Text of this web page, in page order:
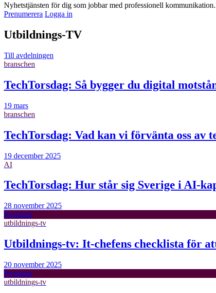
Nyhetstjänsten för dig som jobbar med professionell
Prenumerera Logga in
Utbildnings-TV
Till avdelningen
branschen
TechTorsdag: Så bygger du digital
19 mars
branschen
TechTorsdag: Vad kan vi förvänta oss av
19 december 2025
AI
TechTorsdag: Hur står sig Sverige i AI-
28 november 2025
Premium
utbildnings-tv
Utbildnings-tv: It-chefens checklista för
20 november 2025
Premium
utbildnings-tv